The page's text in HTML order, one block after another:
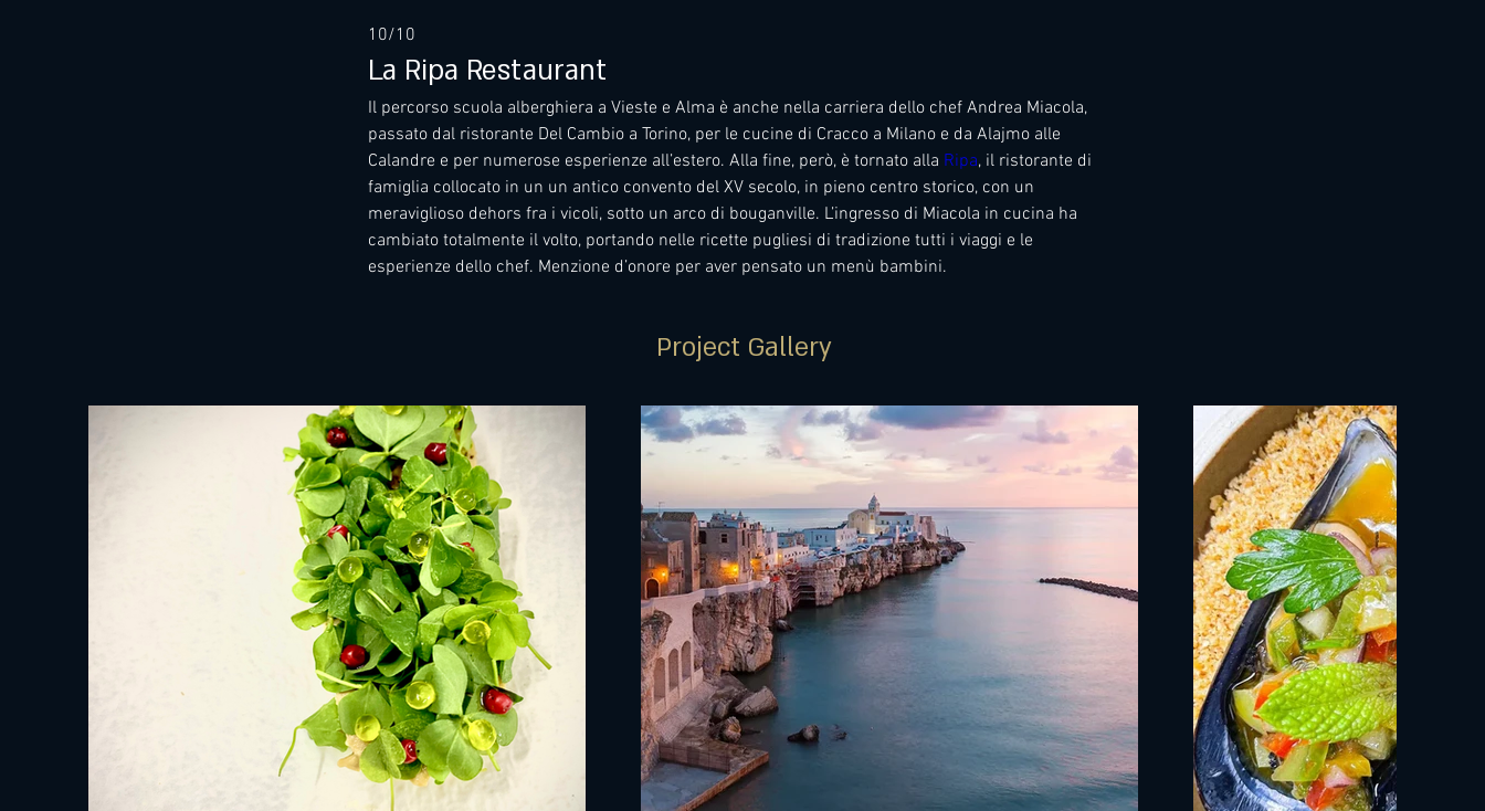
10/10
La Ripa Restaurant
Il percorso scuola alberghiera a Vieste e Alma è anche nella carriera dello chef Andrea Miacola,
passato dal ristorante Del Cambio a Torino, per le cucine di Cracco a Milano e da Alajmo alle
Calandre e per numerose esperienze all’estero. Alla fine, però, è tornato alla Ripa, il ristorante di
famiglia collocato in un un antico convento del XV secolo, in pieno centro storico, con un
meraviglioso dehors fra i vicoli, sotto un arco di bouganville. L’ingresso di Miacola in cucina ha
cambiato totalmente il volto, portando nelle ricette pugliesi di tradizione tutti i viaggi e le
esperienze dello chef. Menzione d’onore per aver pensato un menù bambini.
Project Gallery